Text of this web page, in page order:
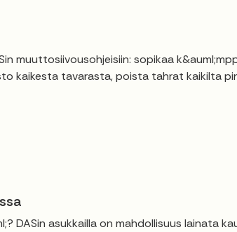
muuttosiivousohjeisiin: sopikaa
kaikesta tavarasta, poista tahrat kaikilta
DASin asukkailla on mahdollisuus lainata